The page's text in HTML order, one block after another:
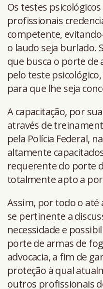
Os testes
profissionais
competente,
o laudo seja burlado.
que busca o porte de
pelo teste
para que lhe seja
A capacitação, por
através de
pela Polícia Federal,
altamente
requerente do porte
totalmente apto a
Assim, por todo o
se pertinente a
necessidade e
porte de armas de
advocacia, a fim de
proteção à qual
outros profissionais